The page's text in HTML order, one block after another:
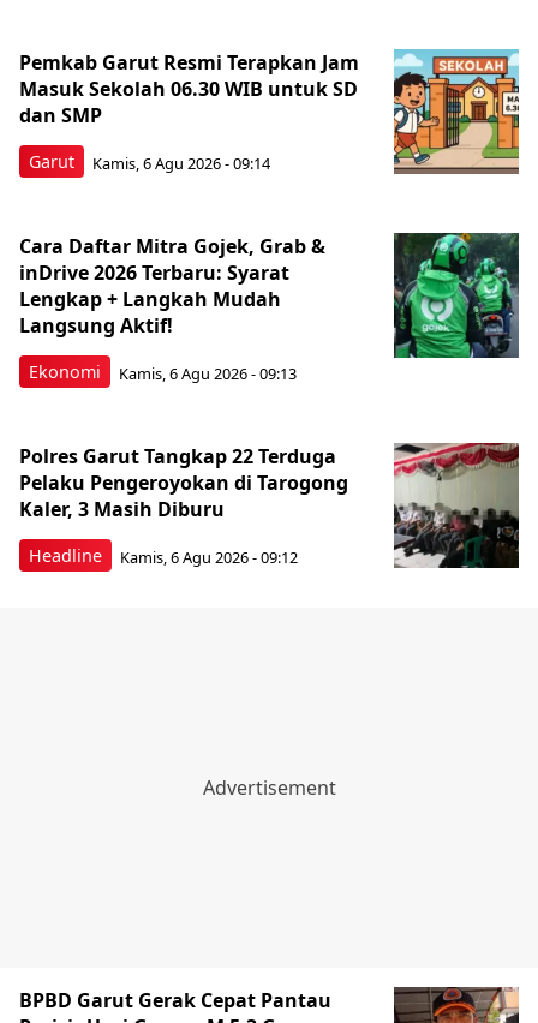
Garut
Pemkab Garut Resmi Terapkan Jam
Masuk Sekolah 06.30 WIB untuk SD
dan SMP
Kamis, 6 Agu 2026 - 09:14
Ekonomi
Cara Daftar Mitra Gojek, Grab &
inDrive 2026 Terbaru: Syarat
Lengkap + Langkah Mudah
Langsung Aktif!
Kamis, 6 Agu 2026 - 09:13
Headline
Polres Garut Tangkap 22 Terduga
Pelaku Pengeroyokan di Tarogong
Kaler, 3 Masih Diburu
Kamis, 6 Agu 2026 - 09:12
BPBD Garut Gerak Cepat Pantau